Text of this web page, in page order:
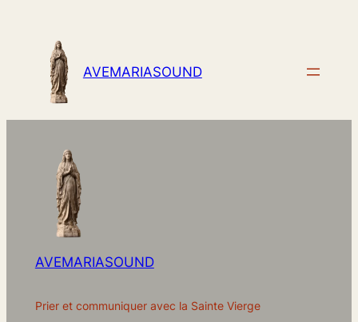
AVEMARIASOUND
AVEMARIASOUND
Prier et communiquer avec la Sainte Vierge